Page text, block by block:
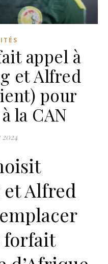
appel à
et Alfred
pour
la CAN
et Alfred
forfait